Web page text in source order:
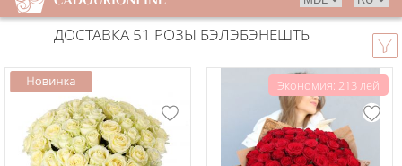
ДОСТАВКА 51 РОЗЫ БЭЛЭБЭНЕШТЬ
Экономия: 213 лей